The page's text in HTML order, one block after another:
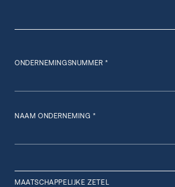
ONDERNEMINGSNUMMER *
NAAM ONDERNEMING *
MAATSCHAPPELIJKE ZETEL